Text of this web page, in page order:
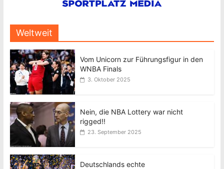
Weltweit
Vom Unicorn zur Führungsfigur in den
WNBA Finals
3. Oktober 2025
Nein, die NBA Lottery war nicht
rigged!!
23. September 2025
Deutschlands echte